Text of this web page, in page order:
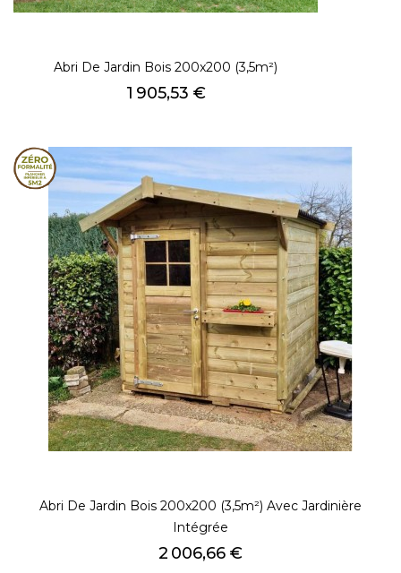
Abri De Jardin Bois 200x200 (3,5m²)
Prix
1 905,53 €
Abri De Jardin Bois 200x200 (3,5m²) Avec Jardinière
Intégrée
Prix
2 006,66 €